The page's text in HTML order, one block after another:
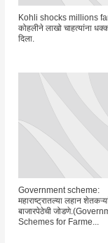
Kohli shocks millions
कोहलीने लाखो चाहत्यांना
दिला.
Government scheme:
महाराष्ट्रातल्या लहान
बाजारपेठेची
Schemes for Farme...